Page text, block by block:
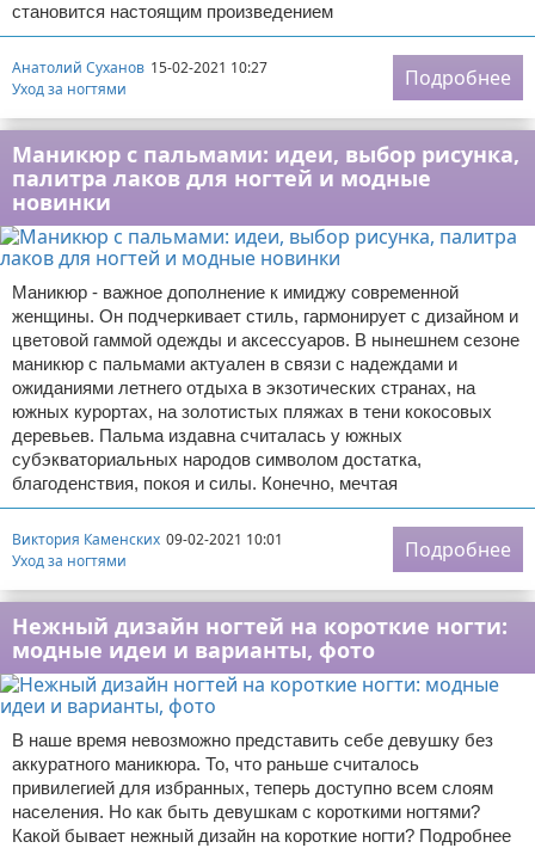
становится настоящим произведением
Анатолий Суханов 15-02-2021 10:27
Уход за ногтями
Подробнее
Маникюр с пальмами: идеи, выбор рисунка,
палитра лаков для ногтей и модные
новинки
Маникюр - важное дополнение к имиджу современной
женщины. Он подчеркивает стиль, гармонирует с дизайном и
цветовой гаммой одежды и аксессуаров. В нынешнем сезоне
маникюр с пальмами актуален в связи с надеждами и
ожиданиями летнего отдыха в экзотических странах, на
южных курортах, на золотистых пляжах в тени кокосовых
деревьев. Пальма издавна считалась у южных
субэкваториальных народов символом достатка,
благоденствия, покоя и силы. Конечно, мечтая
Виктория Каменских 09-02-2021 10:01
Уход за ногтями
Подробнее
Нежный дизайн ногтей на короткие ногти:
модные идеи и варианты, фото
В наше время невозможно представить себе девушку без
аккуратного маникюра. То, что раньше считалось
привилегией для избранных, теперь доступно всем слоям
населения. Но как быть девушкам с короткими ногтями?
Какой бывает нежный дизайн на короткие ногти? Подробнее